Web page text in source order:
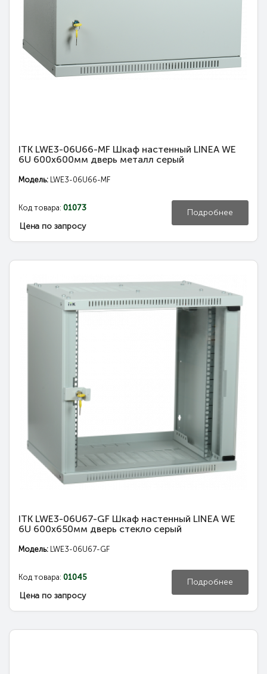
ITK LWE3-06U66-MF Шкаф настенный LINEA WE
6U 600x600мм дверь металл серый
Модель: LWE3-06U66-MF
Код товара: 01073
Цена по запросу
Подробнее
ITK LWE3-06U67-GF Шкаф настенный LINEA WE
6U 600x650мм дверь стекло серый
Модель: LWE3-06U67-GF
Код товара: 01045
Цена по запросу
Подробнее